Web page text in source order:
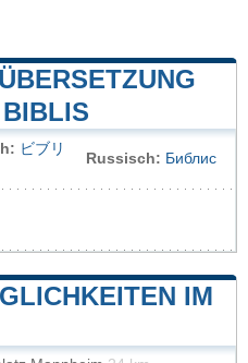
ビブリ
Russisch: Библис
IM